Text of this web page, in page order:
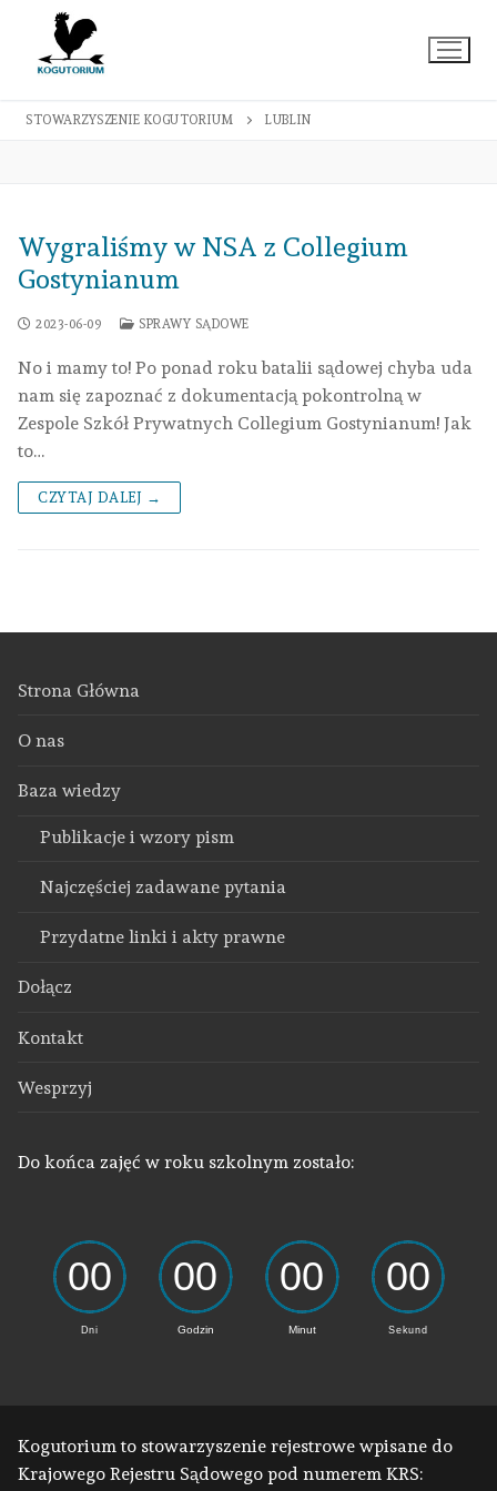
Przejdź
treści
STOWARZYSZENIE KOGUTORIUM LUBLIN
Wygraliśmy w NSA z Collegium
Gostynianum
2023-06-09 SPRAWY SĄDOWE
No i mamy to! Po ponad roku batalii sądowej chyba uda
nam się zapoznać z dokumentacją pokontrolną w
Zespole Szkół Prywatnych Collegium Gostynianum! Jak
to…
CZYTAJ DALEJ →
Strona Główna
O nas
Baza wiedzy
Publikacje i wzory pism
Najczęściej zadawane pytania
Przydatne linki i akty prawne
Dołącz
Kontakt
Wesprzyj
Do końca zajęć w roku szkolnym zostało:
Kogutorium to stowarzyszenie rejestrowe wpisane do
Krajowego Rejestru Sądowego pod numerem KRS: